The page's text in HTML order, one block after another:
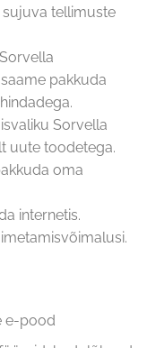
sujuva tellimuste
pakkuda
Sorvella
uute toodetega.
oma
internetis.
e-pood